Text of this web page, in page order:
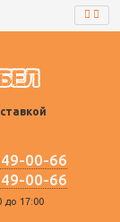
00-66
00-66
до 17:00